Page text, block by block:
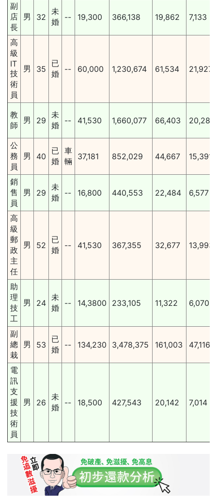
副
店
長
男 32
未
婚
-- 19,300 366,138 19,862 7,133
高
級
IT
技
術
員
男 35
已
婚
-- 60,000 1,230,674 61,534 21,927
教
師
男 29
未
婚
-- 41,530 1,660,077 66,403 20,281
公
務
員
男 40
已
婚
車
輛
37,181 852,029 44,667 15,391
銷
售
員
男 29
未
婚
-- 16,800 440,553 22,484 6,577
高
級
郵
政
主
任
男 52
已
婚
-- 41,530 367,355 32,677 13,993
助
理
技
工
男 24
未
婚
-- 14,3800 233,105 11,322 6,070
副
總
栽
男 53
已
婚
-- 134,230 3,478,375 161,003 47,116
電
訊
支
援
技
術
員
男 26
未
婚
-- 18,500 427,543 20,142 7,014